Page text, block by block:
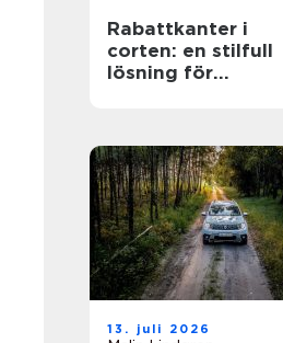
Rabattkanter i
corten: en stilfull
lösning för
13. juli 2026